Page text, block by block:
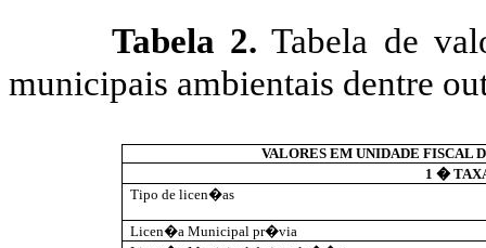
Tabela 2. Tabela de
municipais ambientais dentre
VALORES EM UNIDADE FISCAL
1 �
Tipo de licen�as
Licen�a Municipal pr�via